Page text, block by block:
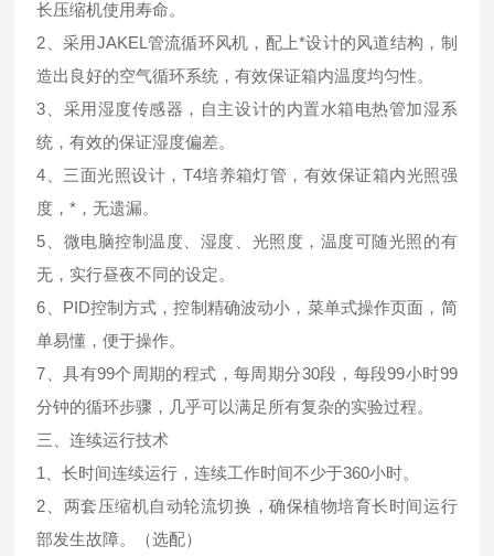
长压缩机使用寿命。
2、采用JAKEL管流循环风机，配上*设计的风道结构，制
造出良好的空气循环系统，有效保证箱内温度均匀性。
3、采用湿度传感器，自主设计的内置水箱电热管加湿系
统，有效的保证湿度偏差。
4、三面光照设计，T4培养箱灯管，有效保证箱内光照强
度，*，无遗漏。
5、微电脑控制温度、湿度、光照度，温度可随光照的有
无，实行昼夜不同的设定。
6、PID控制方式，控制精确波动小，菜单式操作页面，简
单易懂，便于操作。
7、具有99个周期的程式，每周期分30段，每段99小时99
分钟的循环步骤，几乎可以满足所有复杂的实验过程。
三、连续运行技术
1、长时间连续运行，连续工作时间不少于360小时。
2、两套压缩机自动轮流切换，确保植物培育长时间运行
部发生故障。（选配）